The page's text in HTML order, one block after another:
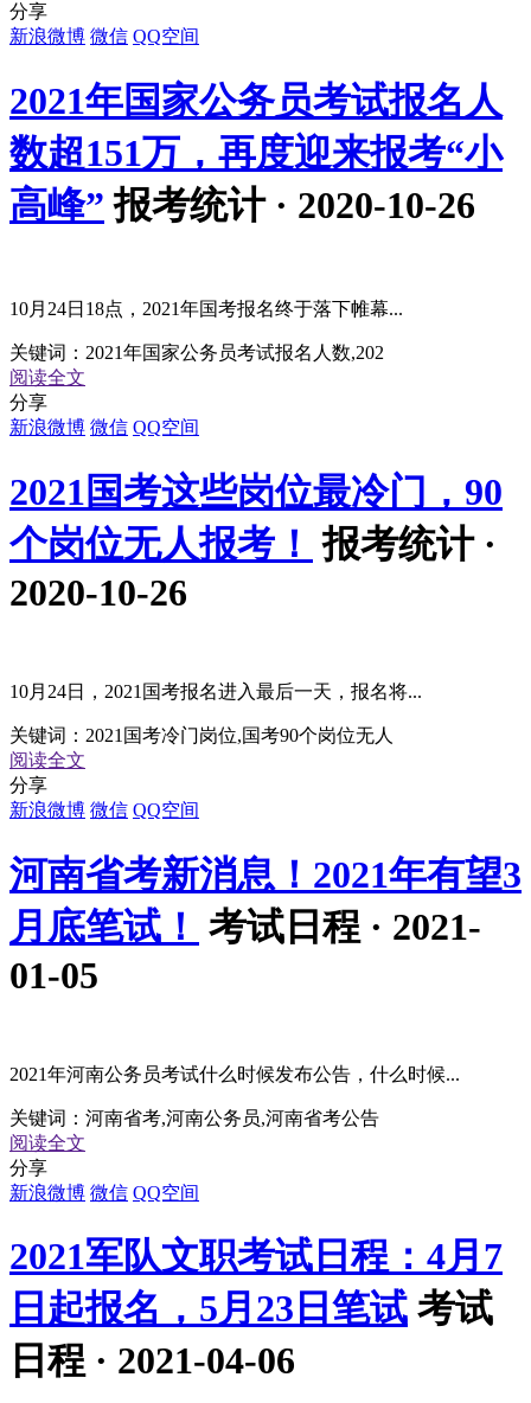
分享
新浪微博 微信 QQ空间
2021年国家公务员考试报名人
数超151万，再度迎来报考“小
高峰” 报考统计 · 2020-10-26
10月24日18点，2021年国考报名终于落下帷幕...
关键词： 2021年国家公务员考试报名人数,202
阅读全文
分享
新浪微博 微信 QQ空间
2021国考这些岗位最冷门，90
个岗位无人报考！ 报考统计 ·
2020-10-26
10月24日，2021国考报名进入最后一天，报名将...
关键词： 2021国考冷门岗位,国考90个岗位无人
阅读全文
分享
新浪微博 微信 QQ空间
河南省考新消息！2021年有望3
月底笔试！ 考试日程 · 2021-
01-05
2021年河南公务员考试什么时候发布公告，什么时候...
关键词： 河南省考,河南公务员,河南省考公告
阅读全文
分享
新浪微博 微信 QQ空间
2021军队文职考试日程：4月7
日起报名，5月23日笔试 考试
日程 · 2021-04-06